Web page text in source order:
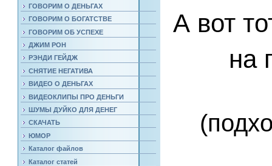
ГОВОРИМ О ДЕНЬГАХ
ГОВОРИМ О БОГАТСТВЕ
ГОВОРИМ ОБ УСПЕХЕ
ДЖИМ РОН
РЭНДИ ГЕЙДЖ
СНЯТИЕ НЕГАТИВА
ВИДЕО О ДЕНЬГАХ
ВИДЕОКЛИПЫ ПРО ДЕНЬГИ
ШУМЫ ДУЙКО ДЛЯ ДЕНЕГ
СКАЧАТЬ
ЮМОР
Каталог файлов
Каталог статей
А вот
на